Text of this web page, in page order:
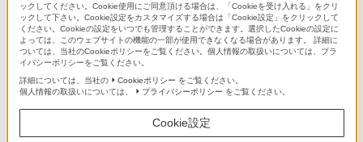
デジタル一眼カメラ SLT-A33
商品の特長 | 進化した「クイックAFラ
イブビュー」機能
前へ 次へ
ックしてください。Cookie使用にご同意頂ける場合は、「Cookieを受け入れる」をクリ
ックして下さい。Cookie設定をカスタマイズする場合は「Cookie設定」をクリックして
ください。Cookieの設定をいつでも管理することができます。選択したCookieの設定に
よっては、このウェブサイトの機能の一部が使用できなくなる場合があります。 詳細に
ついては、当社のCookieポリシーをご覧ください。個人情報の取扱いについては、プラ
イバシーポリシーをご覧ください。
詳細については、当社の
Cookieポリシー をご覧ください。
個人情報の取扱いについては、
プライバシーポリシー をご覧ください。
Cookie設定